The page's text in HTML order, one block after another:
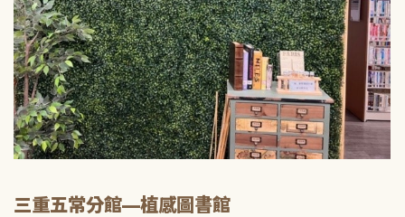
三重五常分館—植感圖書館